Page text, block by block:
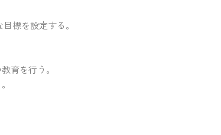
標を設定する。
育を行う。